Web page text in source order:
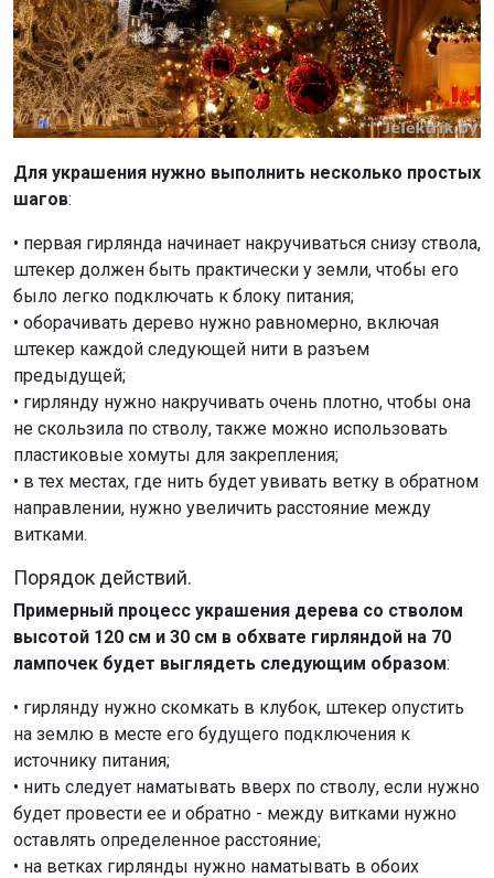
Для украшения нужно выполнить несколько простых
шагов:
• первая гирлянда начинает накручиваться снизу ствола,
штекер должен быть практически у земли, чтобы его
было легко подключать к блоку питания;
• оборачивать дерево нужно равномерно, включая
штекер каждой следующей нити в разъем
предыдущей;
• гирлянду нужно накручивать очень плотно, чтобы она
не скользила по стволу, также можно использовать
пластиковые хомуты для закрепления;
• в тех местах, где нить будет увивать ветку в обратном
направлении, нужно увеличить расстояние между
витками.
Порядок действий.
Примерный процесс украшения дерева со стволом
высотой 120 см и 30 см в обхвате гирляндой на 70
лампочек будет выглядеть следующим образом:
• гирлянду нужно скомкать в клубок, штекер опустить
на землю в месте его будущего подключения к
источнику питания;
• нить следует наматывать вверх по стволу, если нужно
будет провести ее и обратно - между витками нужно
оставлять определенное расстояние;
• на ветках гирлянды нужно наматывать в обоих